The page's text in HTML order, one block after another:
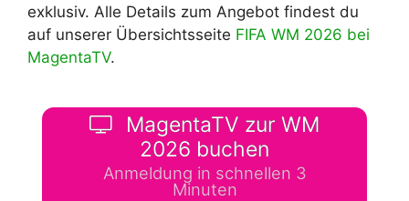
exklusiv. Alle Details zum Angebot findest du
auf unserer Übersichtsseite FIFA WM 2026 bei
MagentaTV.
MagentaTV zur WM
2026 buchen
Anmeldung in schnellen 3
Minuten